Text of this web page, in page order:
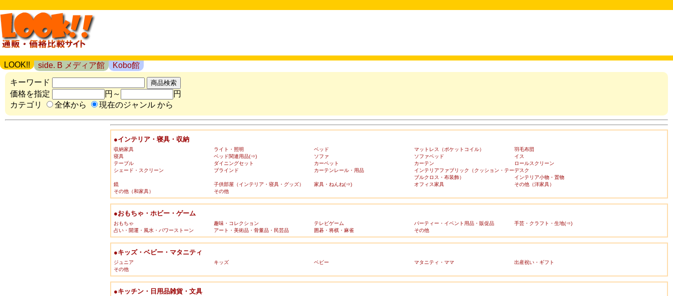
LOOK!! side. B メディア館
Kobo館
キーワード
価格を指定
円～
円
カテゴリ
全体から 現在のジャンル から
●インテリア・寝具・収納
収納家具 ライト・照明 ベッド マットレス（ポケットコイル）
羽毛布団
寝具
ベッド関連用品(⇒) ソファ ソファベッド
イス
テーブル
ダイニングセット カーペット カーテン
ロールスクリーン
シェード・スクリーン
ブラインド カーテンレール・用品
インテリアファブリック（クッション・テー
ブルクロス・布装飾）
デスク
インテリア小物・置物
鏡
子供部屋（インテリア・寝具・グッズ） 家具・ねんね(⇒) オフィス家具
その他（洋家具）
その他（和家具）
その他
●おもちゃ・ホビー・ゲーム
おもちゃ 趣味・コレクション テレビゲーム パーティー・イベント用品・販促品
手芸・クラフト・生地(⇒)
占い・開運・風水・パワーストーン
アート・美術品・骨董品・民芸品 囲碁・将棋・麻雀 その他
●キッズ・ベビー・マタニティ
ジュニア キッズ ベビー マタニティ・ママ
出産祝い・ギフト
その他
●キッチン・日用品雑貨・文具